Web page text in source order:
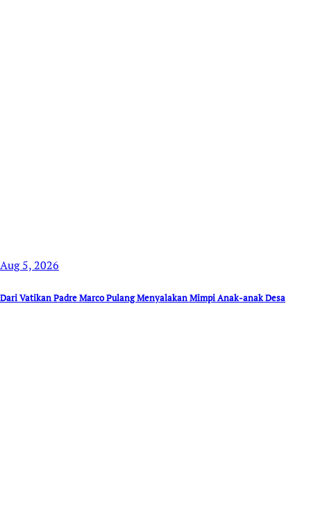
Aug 5, 2026
Dari Vatikan Padre Marco Pulang Menyalakan Mimpi Anak-anak Desa